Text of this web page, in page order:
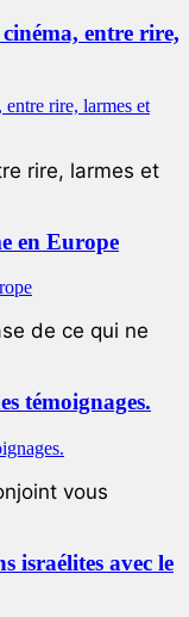
entre rire,
rire, larmes et
en Europe
de ce qui ne
témoignages.
vous
israélites avec le